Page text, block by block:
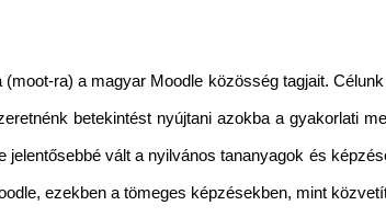
ra) a magyar Moodle közösség tagjait.
betekintést nyújtani azokba a gyakorlati
jelentősebbé vált a nyilvános tananyagok és
ezekben a tömeges képzésekben, mint